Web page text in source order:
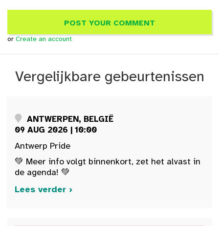
or Create an account
Vergelijkbare gebeurtenissen
ANTWERPEN, BELGIË
09 AUG 2026 | 10:00
Antwerp Pride
💚 Meer info volgt binnenkort, zet het alvast in
de agenda! 💚
Lees verder ›